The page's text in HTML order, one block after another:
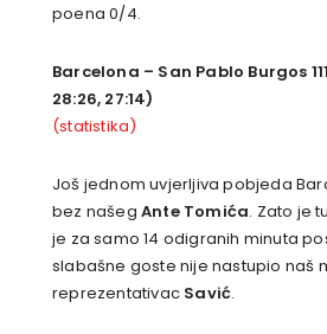
poena 0/4.
Barcelona – San Pablo Burgos
28:26, 27:14)
(statistika)
Još jednom uvjerljiva pobjeda
bez našeg Ante Tomića. Zato je
je za samo 14 odigranih minuta
slabašne goste nije nastupio naš
reprezentativac Savić.